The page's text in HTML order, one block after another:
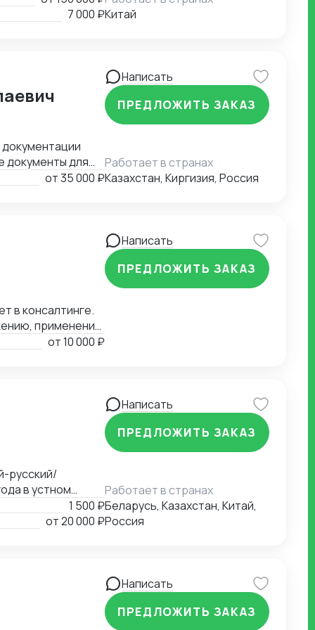
в
* MICE-услуги:
оформления
и контроль
— вы
7 000 ₽Китай
документы для
задачи.
от35 000 ₽
Написать
ПРЕДЛОЖИТЬ ЗАКАЗ
Работает в странах
Казахстан, Киргизия, Россия
в консалтинге.
применению
в РФ и
от10 000 ₽
Написать
ПРЕДЛОЖИТЬ ЗАКАЗ
русский/
1 500 ₽
от20 000 ₽
Написать
ПРЕДЛОЖИТЬ ЗАКАЗ
Работает в странах
Беларусь, Казахстан, Китай,
Россия
Написать
ПРЕДЛОЖИТЬ ЗАКАЗ